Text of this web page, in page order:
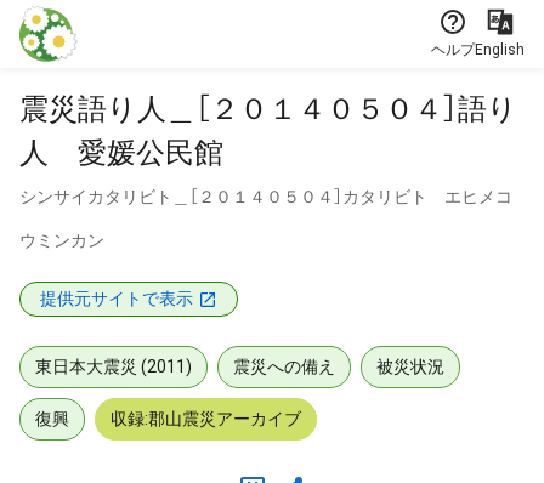
本文に飛ぶ
ヘルプEnglish
震災語り人＿［２０１４０５０４］語り
人 愛媛公民館
シンサイカタリビト＿［２０１４０５０４］カタリビト エヒメコ
ウミンカン
提供元サイトで表示
東日本大震災 (2011) 震災への備え 被災状況
復興 収録:郡山震災アーカイブ